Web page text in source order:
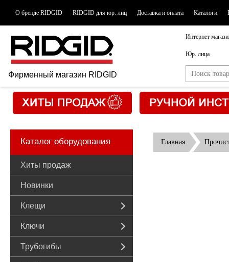
О бренде RIDGID RIDGID для юр. лиц Доставка и оплата Каталоги
Фирменный магазин RIDGID
Интернет
Юр. лица
Каталог оборудования
Хиты продаж
Новинки
Клещи
Ключи
Трубогибы
Главная